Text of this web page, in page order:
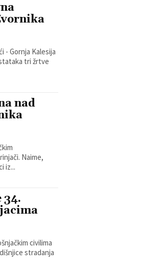
- Gornja Kalesija
tri žrtve
nad
iz...
34.
civilima